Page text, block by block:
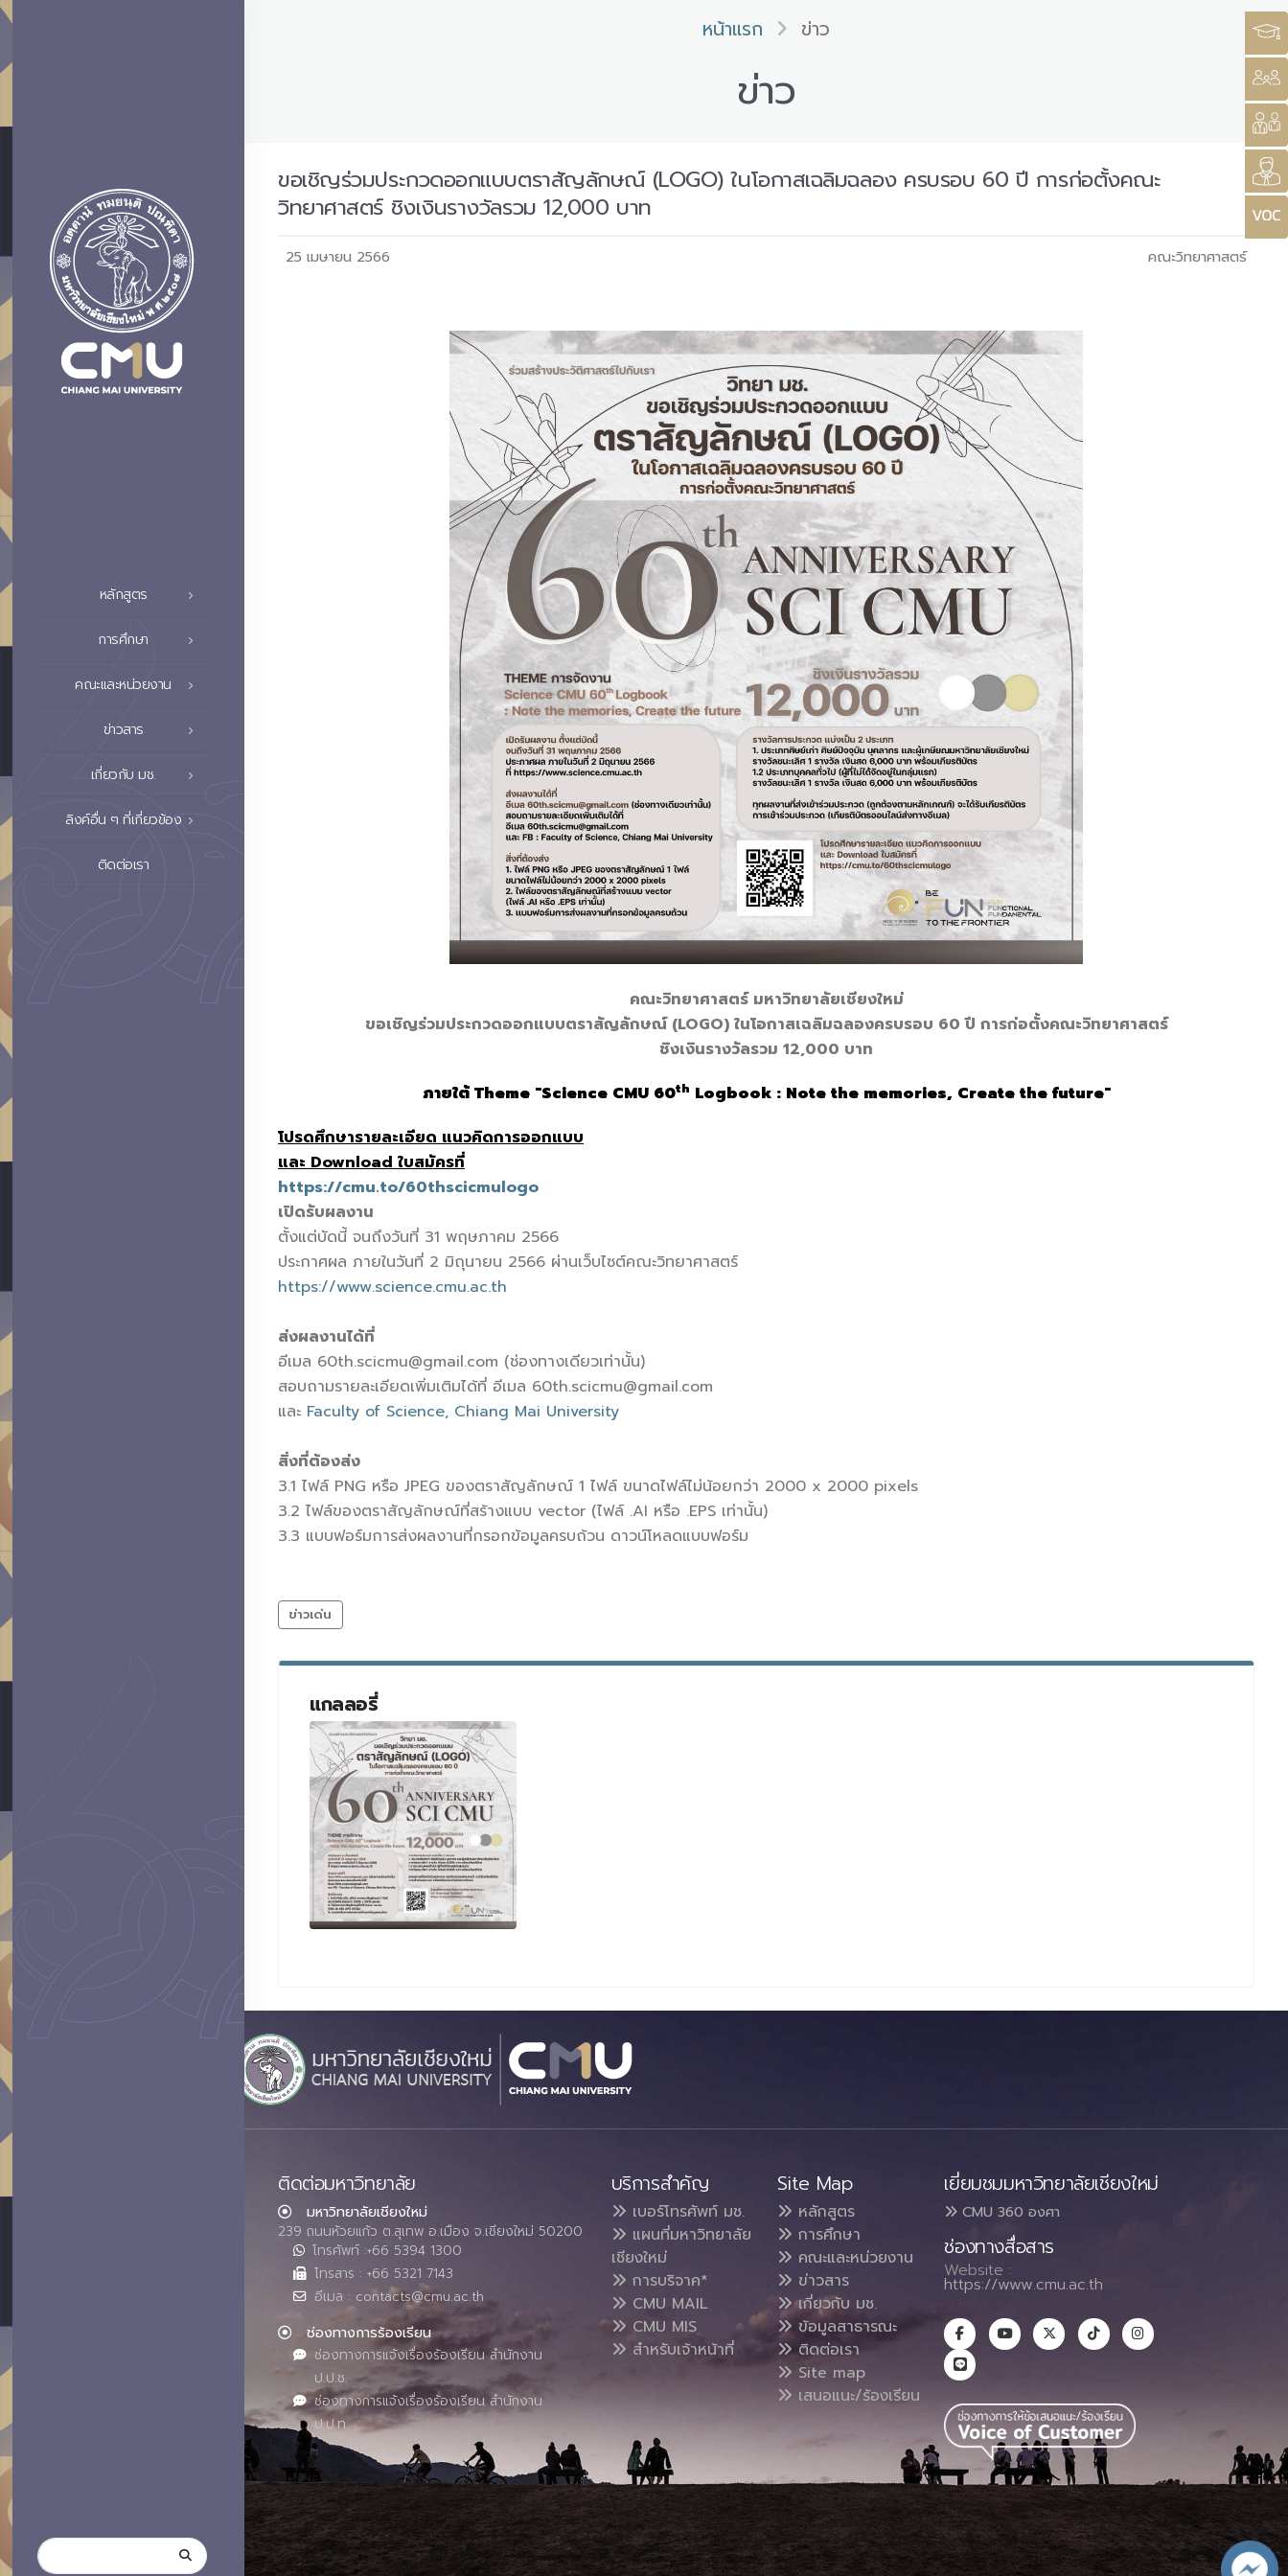
หลักสูตร
การศึกษา
คณะและหน่วยงาน
ข่าวสาร
เกี่ยวกับ มช.
ลิงค์อื่น ๆ ที่เกี่ยวข้อง
ติดต่อเรา
หน้าแรก ข่าว
ข่าว
ขอเชิญร่วมประกวดออกแบบตราสัญลักษณ์ (LOGO) ในโอกาสเฉลิมฉลอง ครบรอบ 60 ปี การก่อตั้งคณะ
วิทยาศาสตร์ ชิงเงินรางวัลรวม 12,000 บาท
25 เมษายน 2566 คณะวิทยาศาสตร์
คณะวิทยาศาสตร์ มหาวิทยาลัยเชียงใหม่
ขอเชิญร่วมประกวดออกแบบตราสัญลักษณ์ (LOGO) ในโอกาสเฉลิมฉลองครบรอบ 60 ปี การก่อตั้งคณะวิทยาศาสตร์
ชิงเงินรางวัลรวม 12,000 บาท
ภายใต้ Theme "Science CMU 60th Logbook : Note the memories, Create the future"
โปรดศึกษารายละเอียด แนวคิดการออกแบบ
และ Download ใบสมัครที่
https://cmu.to/60thscicmulogo
เปิดรับผลงาน
ตั้งแต่บัดนี้ จนถึงวันที่ 31 พฤษภาคม 2566
ประกาศผล ภายในวันที่ 2 มิถุนายน 2566 ผ่านเว็บไซต์คณะวิทยาศาสตร์
https://www.science.cmu.ac.th
ส่งผลงานได้ที่
อีเมล 60th.scicmu@gmail.com (ช่องทางเดียวเท่านั้น)
สอบถามรายละเอียดเพิ่มเติมได้ที่ อีเมล 60th.scicmu@gmail.com
และ Faculty of Science, Chiang Mai University
สิ่งที่ต้องส่ง
3.1 ไฟล์ PNG หรือ JPEG ของตราสัญลักษณ์ 1 ไฟล์ ขนาดไฟล์ไม่น้อยกว่า 2000 x 2000 pixels
3.2 ไฟล์ของตราสัญลักษณ์ที่สร้างแบบ vector (ไฟล์ .AI หรือ .EPS เท่านั้น)
3.3 แบบฟอร์มการส่งผลงานที่กรอกข้อมูลครบถ้วน ดาวน์โหลดแบบฟอร์ม
ข่าวเด่น
แกลลอรี่
ติดต่อมหาวิทยาลัย
มหาวิทยาลัยเชียงใหม่
239 ถนนห้วยแก้ว ต.สุเทพ อ.เมือง จ.เชียงใหม่ 50200
โทรศัพท์ :+66 5394 1300
โทรสาร : +66 5321 7143
อีเมล : contacts@cmu.ac.th
ช่องทางการร้องเรียน
ช่องทางการแจ้งเรื่องร้องเรียน สำนักงาน
ป.ป.ช.
ช่องทางการแจ้งเรื่องร้องเรียน สำนักงาน
ป.ป.ท.
บริการสำคัญ
เบอร์โทรศัพท์ มช.
แผนที่มหาวิทยาลัย
เชียงใหม่
การบริจาค*
CMU MAIL
CMU MIS
สำหรับเจ้าหน้าที่
Site Map
หลักสูตร
การศึกษา
คณะและหน่วยงาน
ข่าวสาร
เกี่ยวกับ มช.
ข้อมูลสาธารณะ
ติดต่อเรา
Site map
เสนอแนะ/ร้องเรียน
เยี่ยมชมมหาวิทยาลัยเชียงใหม่
CMU 360 องศา
ช่องทางสื่อสาร
Website :
https://www.cmu.ac.th